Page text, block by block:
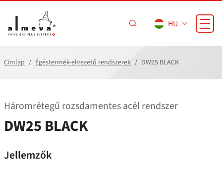
HU
Címlap Égéstermék-elvezető rendszerek DW25 BLACK
Háromrétegű rozsdamentes acél rendszer
DW25 BLACK
Jellemzők